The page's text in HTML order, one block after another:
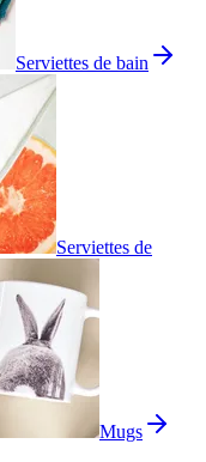
Serviettes de bain
Serviettes de
Mugs